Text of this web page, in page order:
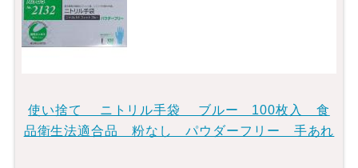
使い捨て ニトリル手袋 ブルー 100枚入 食
品衛生法適合品 粉なし パウダーフリー 手あれ